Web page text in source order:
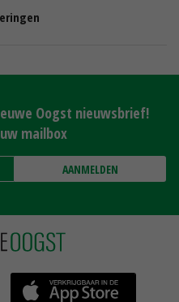
Oogst nieuwsbrief!
mailbox
AANMELDEN